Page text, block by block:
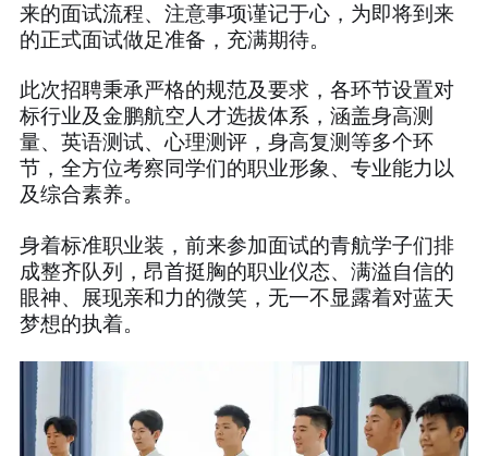
来的面试流程、注意事项谨记于心，为即将到来
的正式面试做足准备，充满期待。
此次招聘秉承严格的规范及要求，各环节设置对
标行业及金鹏航空人才选拔体系，涵盖身高测
量、英语测试、心理测评，身高复测等多个环
节，全方位考察同学们的职业形象、专业能力以
及综合素养。
身着标准职业装，前来参加面试的青航学子们排
成整齐队列，昂首挺胸的职业仪态、满溢自信的
眼神、展现亲和力的微笑，无一不显露着对蓝天
梦想的执着。